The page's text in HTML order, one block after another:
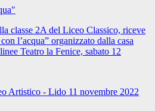
classe 2A del Liceo Classico, riceve
l’acqua” organizzato dalla casa
Teatro la Fenice, sabato 12
Artistico - Lido 11 novembre 2022